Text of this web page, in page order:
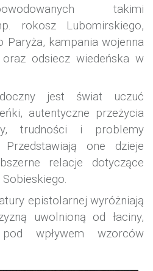
takimi
rokosz Lubomirskiego,
Paryża, kampania wojenna
odsiecz wiedeńska w
jest świat uczuć
autentyczne przeżycia
trudności i problemy
Przedstawiają one dzieje
relacje dotyczące
epistolarnej wyróżniają
uwolnioną od łaciny,
wpływem wzorców